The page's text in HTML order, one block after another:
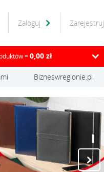
Zaloguj Zarejestruj
=0,00 zł
Bizneswregionie.pl